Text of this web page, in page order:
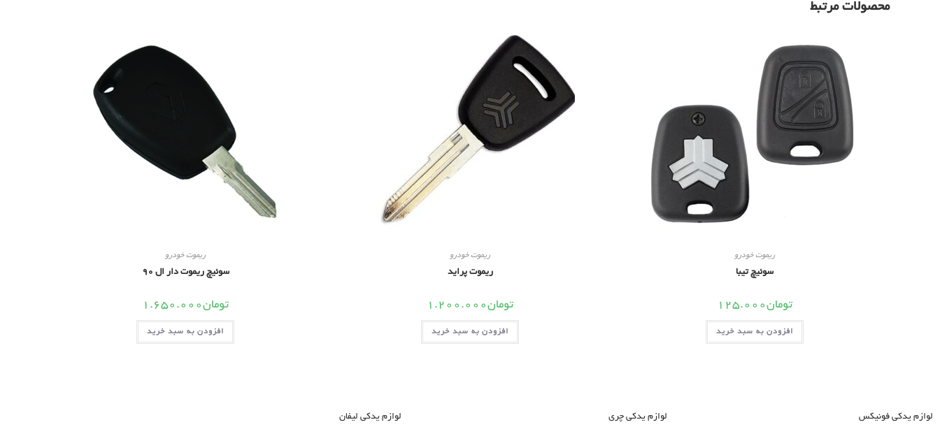
محصولات مرتبط
ریموت خودرو
سوئیچ تیبا
تومان125.000
افزودن به سبد خرید
ریموت خودرو
ریموت پراید
تومان1.200.000
افزودن به سبد خرید
ریموت خودرو
سوئیچ ریموت دار ال 90
تومان1.650.000
افزودن به سبد خرید
لوازم یدکی فونیکس لوازم یدکی چری لوازم یدکی لیفان